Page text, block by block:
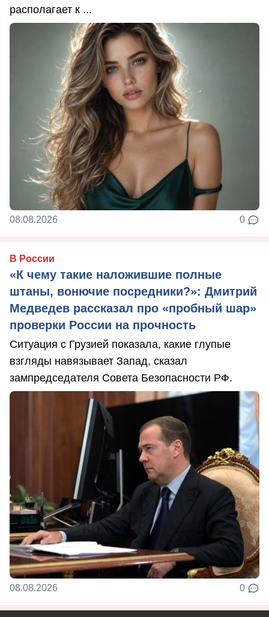
располагает к ...
08.08.2026 0
В России
«К чему такие наложившие полные
штаны, вонючие посредники?»: Дмитрий
Медведев рассказал про «пробный шар»
проверки России на прочность
Ситуация с Грузией показала, какие глупые
взгляды навязывает Запад, сказал
зампредседателя Совета Безопасности РФ.
08.08.2026 0